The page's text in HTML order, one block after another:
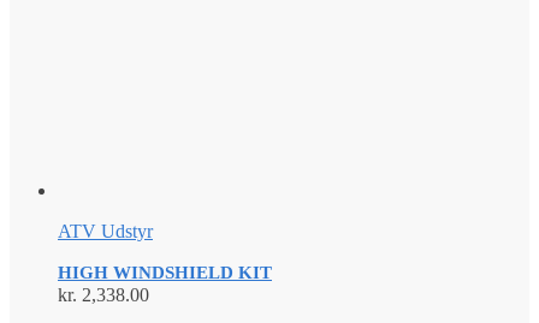
ATV Udstyr
HIGH WINDSHIELD KIT
kr. 2,338.00